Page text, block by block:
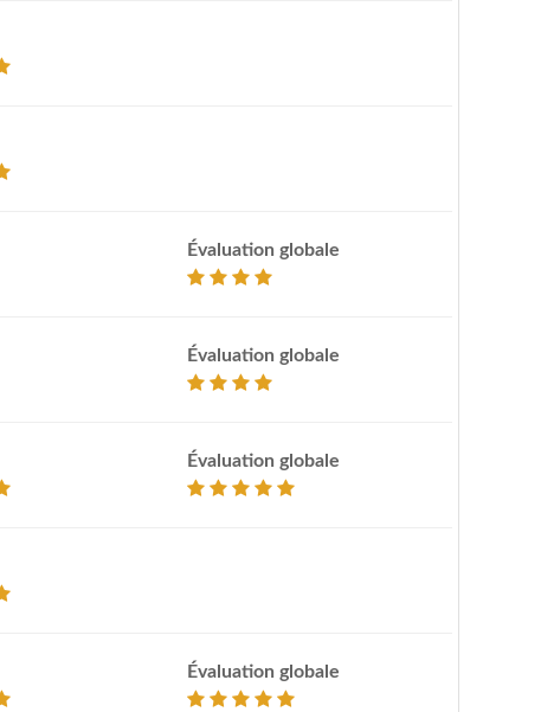
Évaluation globale
Évaluation globale
Évaluation globale
Évaluation globale